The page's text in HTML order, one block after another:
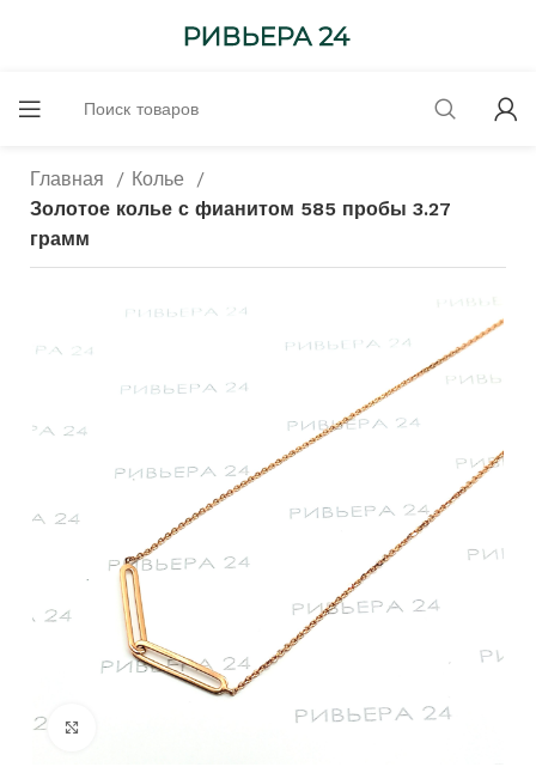
Главная
Колье
Золотое колье с фианитом 585 пробы 3.27
грамм
Нажмите, чтобы увеличить